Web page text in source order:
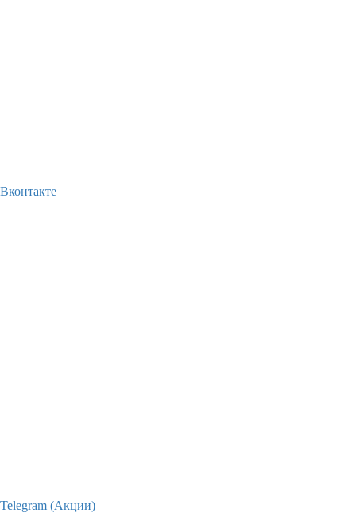
Вконтакте
Telegram (Акции)